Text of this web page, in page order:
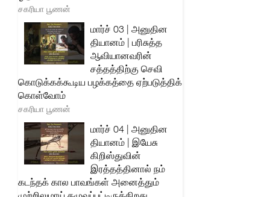
சகரியா பூணன்
மார்ச் 03 | அனுதின
தியானம் | பரிசுத்த
ஆவியானவரின்
சத்தத்திற்கு செவி
கொடுக்கக்கூடிய பழக்கத்தை ஏற்படுத்திக்
கொள்வோம்
சகரியா பூணன்
மார்ச் 04 | அனுதின
தியானம் | இயேசு
கிறிஸ்துவின்
இரத்தத்தினால் நம்
கடந்தக் கால பாவங்கள் அனைத்தும்